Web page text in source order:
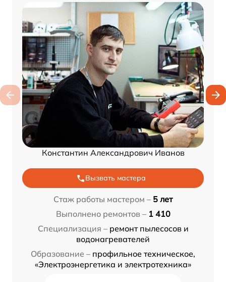
Константин Александрович Иванов
Вызвать мастера
Стаж работы мастером – 5 лет
Выполнено ремонтов – 1 410
Специализация – ремонт пылесосов и
водонагревателей
Образование – профильное техническое,
«Электроэнергетика и электротехника»